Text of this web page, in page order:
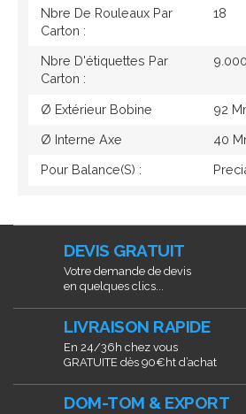
Nbre De Rouleaux Par
Carton :
18
Nbre D'étiquettes Par
Carton :
9.000
Ø Extérieur Bobine 92
Ø Interne Axe 40
Pour Balance(s) :
DEVIS GRATUIT
Votre demande de devis
en quelques clics...
LIVRAISON RAPIDE
En 24/36h chez vous
GRATUITE dès 90€ht d’achat
DOM-TOM & EXPORT